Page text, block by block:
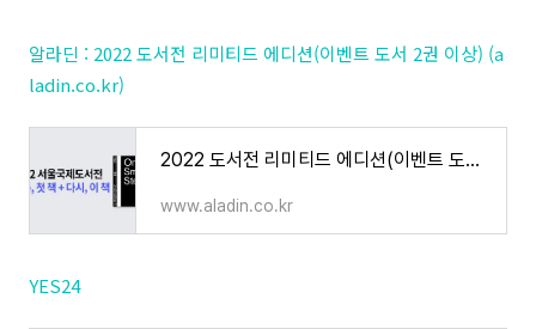
알라딘 : 2022 도서전 리미티드 에디션(이벤트 도서 2권 이상) (a
ladin.co.kr)
2022 도서전 리미티드 에디션(이벤트 도서 2권 이상)
www.aladin.co.kr
YES24